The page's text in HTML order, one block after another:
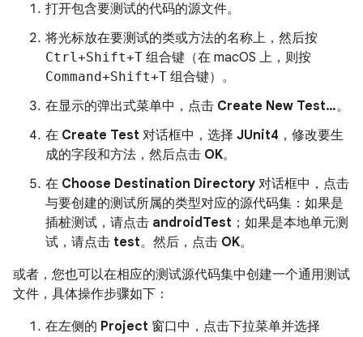
打开包含要测试的代码的源文件。
将光标放在要测试的类或方法的名称上，然后按
Ctrl+Shift+T 组合键（在 macOS 上，则按
Command+Shift+T 组合键）。
在显示的弹出式菜单中，点击 Create New Test…。
在 Create Test 对话框中，选择 JUnit4 ，修改要生
成的字段和方法，然后点击 OK。
在 Choose Destination Directory 对话框中，点击
与要创建的测试所属的类型对应的源代码集：如果是
插桩测试，请点击 androidTest ；如果是本地单元测
试，请点击 test。然后，点击 OK。
或者，您也可以在相应的测试源代码集中创建一个通用测试
文件，具体操作步骤如下：
在左侧的 Project 窗口中，点击下拉菜单并选择